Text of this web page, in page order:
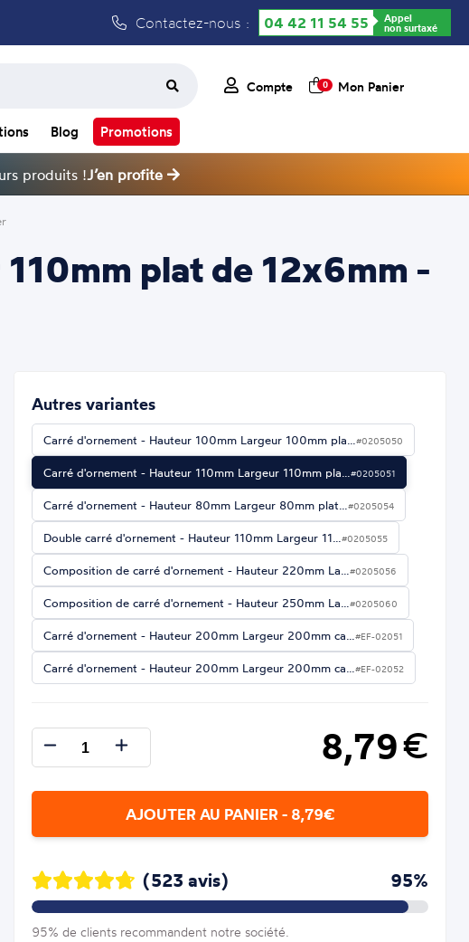
Contactez-nous : 04 42 11 54 55 Appel
non surtaxé
Compte 0 Mon Panier
Blog Promotions
produits !J’en profite
plat de 12x6mm -
Autres variantes
Carré d'ornement - Hauteur 100mm Largeur 100mm pla… #0205050
Carré d'ornement - Hauteur 110mm Largeur 110mm pla… #0205051
Carré d'ornement - Hauteur 80mm Largeur 80mm plat… #0205054
Double carré d'ornement - Hauteur 110mm Largeur 11… #0205055
Composition de carré d'ornement - Hauteur 220mm La… #0205056
Composition de carré d'ornement - Hauteur 250mm La… #0205060
Carré d'ornement - Hauteur 200mm Largeur 200mm ca… #EF-02051
Carré d'ornement - Hauteur 200mm Largeur 200mm ca… #EF-02052
8,79€
AJOUTER AU PANIER - 8,79€
(523 avis) 95%
95% de clients recommandent notre société.